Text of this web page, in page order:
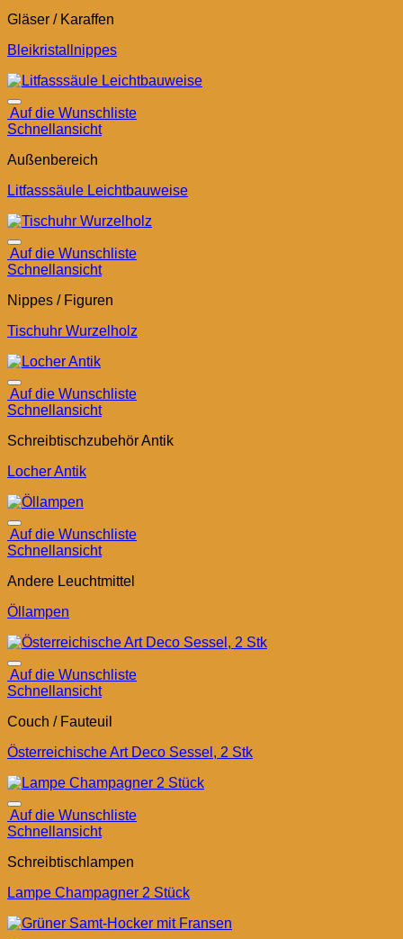
Gläser / Karaffen
Bleikristallnippes
Auf die Wunschliste
Schnellansicht
Außenbereich
Litfasssäule Leichtbauweise
Auf die Wunschliste
Schnellansicht
Nippes / Figuren
Tischuhr Wurzelholz
Auf die Wunschliste
Schnellansicht
Schreibtischzubehör Antik
Locher Antik
Auf die Wunschliste
Schnellansicht
Andere Leuchtmittel
Öllampen
Auf die Wunschliste
Schnellansicht
Couch / Fauteuil
Österreichische Art Deco Sessel, 2 Stk
Auf die Wunschliste
Schnellansicht
Schreibtischlampen
Lampe Champagner 2 Stück